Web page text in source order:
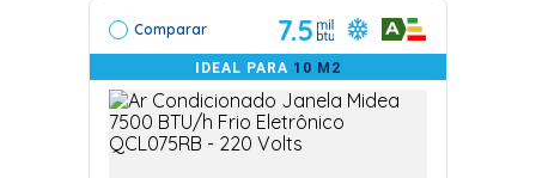
Comparar 7.5
IDEAL PARA 10 M2